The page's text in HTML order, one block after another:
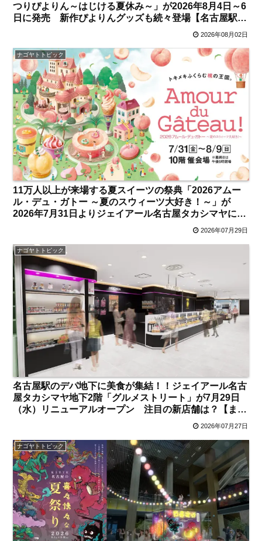
つりぴよりん～はじける夏休み～」が2026年8月4日～6
日に発売 新作ぴよりんグッズも続々登場【名古屋駅・
2026年08月02日
ナゴヤトトピック
11万人以上が来場する夏スイーツの祭典「2026アムー
ル・デュ・ガトー ～夏のスウィーツ大好き！～」が
2026年7月31日よりジェイアール名古屋タカシマヤにて
2026年07月29日
ナゴヤトトピック
名古屋駅のデパ地下に美食が集結！！ジェイアール名古
屋タカシマヤ地下2階「グルメストリート」が7月29日
（水）リニューアルオープン 注目の新店舗は？【まと
2026年07月27日
ナゴヤトトピック